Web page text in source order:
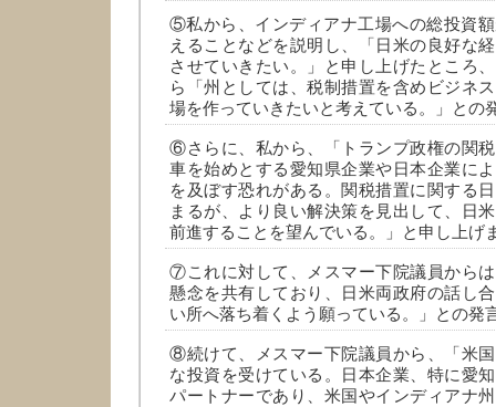
⑤私から、インディアナ工場への総投資
えることなどを説明し、「日米の良好な
させていきたい。」と申し上げたところ
ら「州としては、税制措置を含めビジネ
場を作っていきたいと考えている。」との
⑥さらに、私から、「トランプ政権の関
車を始めとする愛知県企業や日本企業に
を及ぼす恐れがある。関税措置に関する
まるが、より良い解決策を見出して、日
前進することを望んでいる。」と申し上げ
⑦これに対して、メスマー下院議員から
懸念を共有しており、日米両政府の話し
い所へ落ち着くよう願っている。」との発
⑧続けて、メスマー下院議員から、「米
な投資を受けている。日本企業、特に愛
パートナーであり、米国やインディアナ